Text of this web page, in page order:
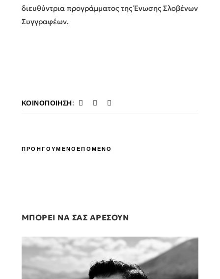
διευθύντρια προγράμματος της Ένωσης Σλοβένων
Συγγραφέων.
ΚΟΙΝΟΠΟΊΗΣΗ:
ΠΡΟΗΓΟΥΜΕΝΟΕΠΟΜΕΝΟ
ΜΠΟΡΕΙ ΝΑ ΣΑΣ ΑΡΕΣΟΥΝ